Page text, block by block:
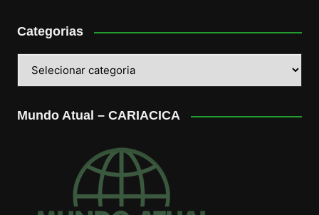
Categorias
Mundo Atual – CARIACICA